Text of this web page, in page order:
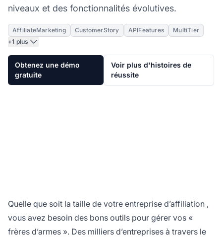
niveaux et des fonctionnalités évolutives.
AffiliateMarketing CustomerStory APIFeatures
MultiTier
+1 plus
Obtenez une démo
gratuite
Voir plus d'histoires de
réussite
Quelle que soit la taille de votre entreprise d’affiliation ,
vous avez besoin des bons outils pour gérer vos «
frères d’armes ». Des milliers d’entreprises à travers le